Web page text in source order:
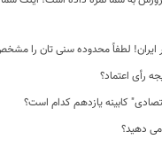
ایران! لطفاً محدوده سنی تان را
رأی اعتماد؟
کابینه یازدهم کدام است؟
می دهید؟